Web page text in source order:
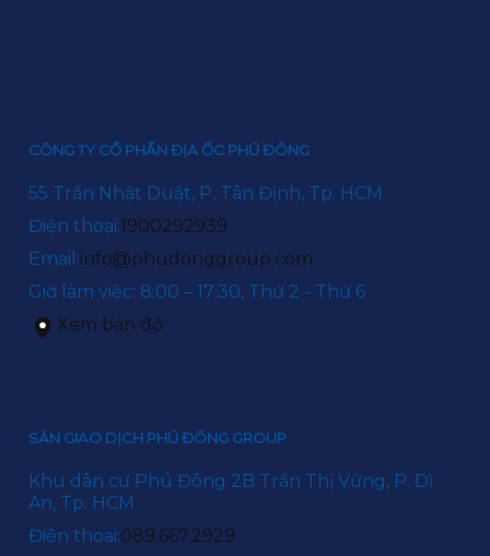
CÔNG TY CỔ PHẦN ĐỊA ỐC PHÚ ĐÔNG
55 Trần Nhật Duật, P. Tân Định, Tp. HCM
Điện thoại:1900292939
Email:info@phudonggroup.com
Giờ làm việc: 8:00 – 17:30, Thứ 2 - Thứ 6
Xem bản đồ
SÀN GIAO DỊCH PHÚ ĐÔNG GROUP
Khu dân cư Phú Đông 2B Trần Thị Vững, P. Dĩ
An, Tp. HCM
Điện thoại:089.667.2929